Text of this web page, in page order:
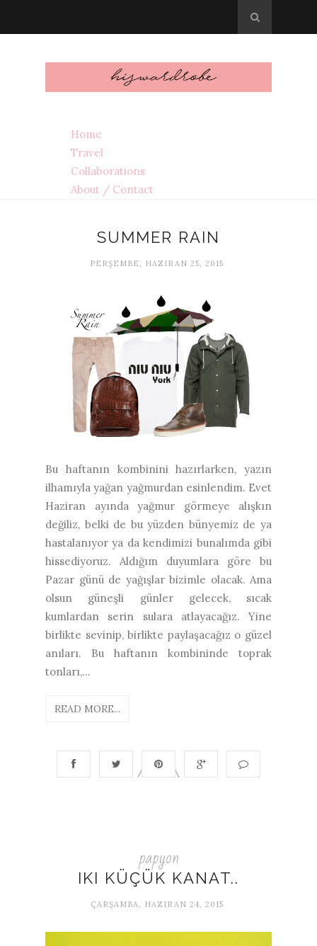
Home
Travel
Collaborations
About / Contact
SUMMER RAIN
PERŞEMBE, HAZIRAN 25, 2015
Bu haftanın kombinini hazırlarken, yazın
ilhamıyla yağan yağmurdan esinlendim. Evet
Haziran ayında yağmur görmeye alışkın
değiliz, belki de bu yüzden bünyemiz de ya
hastalanıyor ya da kendimizi bunalımda gibi
hissediyoruz. Aldığım duyumlara göre bu
Pazar günü de yağışlar bizimle olacak. Ama
olsun güneşli günler gelecek, sıcak
kumlardan serin sulara atlayacağız. Yine
birlikte sevinip, birlikte paylaşacağız o güzel
anıları. Bu haftanın kombininde toprak
tonları,...
READ MORE...
papyon
IKI KÜÇÜK KANAT..
ÇARŞAMBA, HAZIRAN 24, 2015